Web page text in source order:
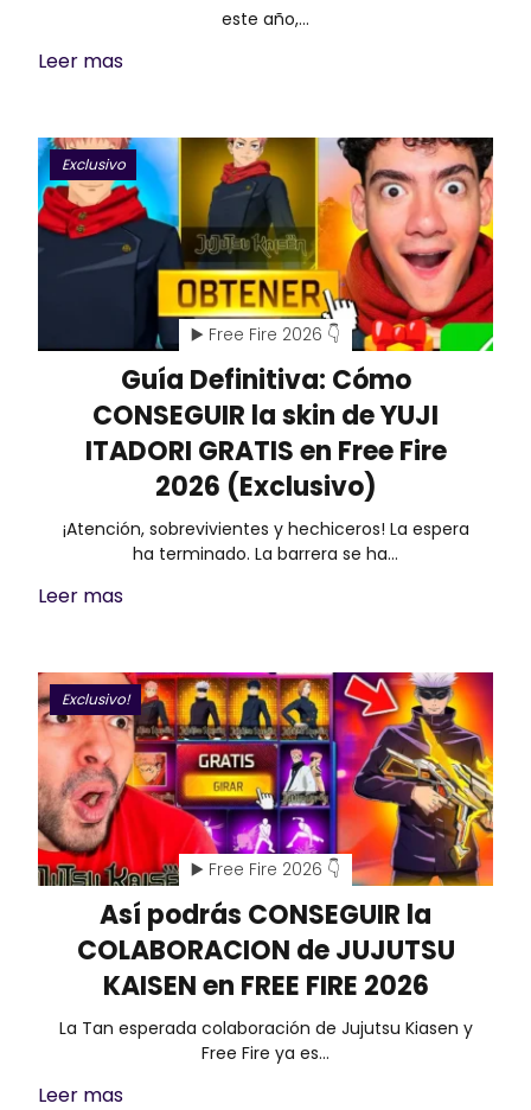
este año,…
Leer mas
Exclusivo
▶️ Free Fire 2026 👇
Guía Definitiva: Cómo
CONSEGUIR la skin de YUJI
ITADORI GRATIS en Free Fire
2026 (Exclusivo)
¡Atención, sobrevivientes y hechiceros! La espera
ha terminado. La barrera se ha…
Leer mas
Exclusivo!
▶️ Free Fire 2026 👇
Así podrás CONSEGUIR la
COLABORACION de JUJUTSU
KAISEN en FREE FIRE 2026
La Tan esperada colaboración de Jujutsu Kiasen y
Free Fire ya es…
Leer mas